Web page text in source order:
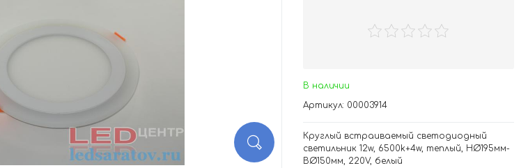
В наличии
Артикул: 00003914
Круглый встраиваемый светодиодный
светильник 12w, 6500k+4w, теплый, НØ195мм-
ВØ150мм, 220V, белый